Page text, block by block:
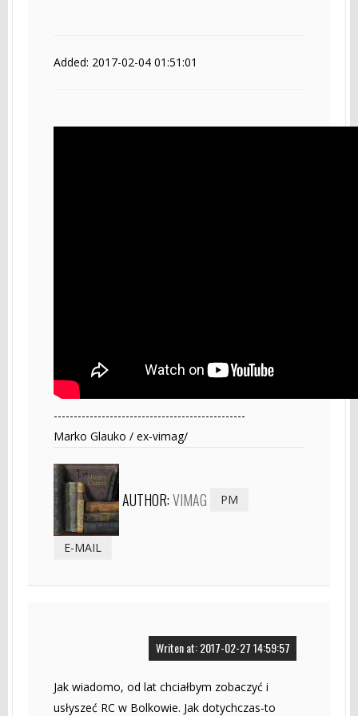
Added: 2017-02-04 01:51:01
------------------------------------------------
Marko Glauko / ex-vimag/
AUTHOR:VIMAG PM
E-MAIL
Writen at: 2017-02-27 14:59:57
Jak wiadomo, od lat chciałbym zobaczyć i
usłyszeć RC w Bolkowie. Jak dotychczas-to